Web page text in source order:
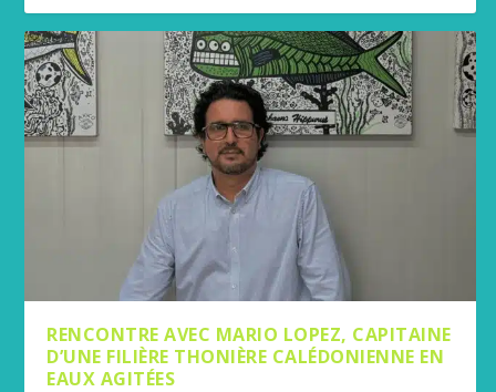
RENCONTRE AVEC MARIO LOPEZ, CAPITAINE
D’UNE FILIÈRE THONIÈRE CALÉDONIENNE EN
EAUX AGITÉES